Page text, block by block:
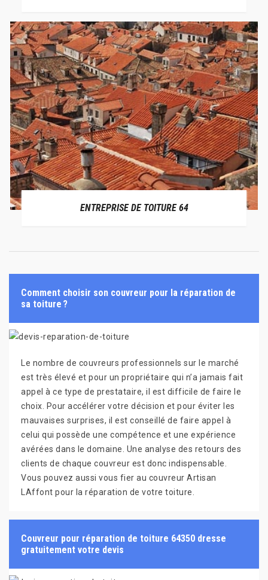
ENTREPRISE DE TOITURE 64
Comment choisir son couvreur pour la réparation de
sa toiture ?
Le nombre de couvreurs professionnels sur le marché
est très élevé et pour un propriétaire qui n’a jamais fait
appel à ce type de prestataire, il est difficile de faire le
choix. Pour accélérer votre décision et pour éviter les
mauvaises surprises, il est conseillé de faire appel à
celui qui possède une compétence et une expérience
avérées dans le domaine. Une analyse des retours des
clients de chaque couvreur est donc indispensable.
Vous pouvez aussi vous fier au couvreur Artisan
LAffont pour la réparation de votre toiture.
Couvreur pour réparation de toiture 64350 dresse
gratuitement votre devis